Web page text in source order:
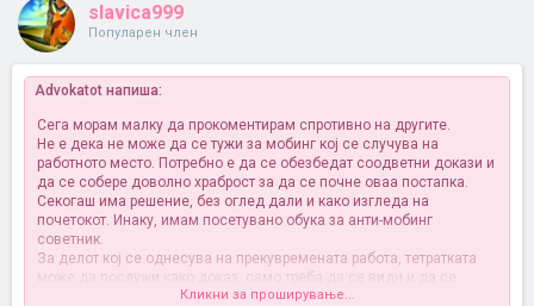
slavica999
Популарен член
Advokatot напиша:
Сега морам малку да прокоментирам спротивно на другите.
Не е дека не може да се тужи за мобинг кој се случува на
работното место. Потребно е да се обезбедат соодветни докази и
да се собере доволно храброст за да се почне оваа постапка.
Секогаш има решение, без оглед дали и како изгледа на
почетокот. Инаку, имам посетувано обука за анти-мобинг
советник.
За делот кој се однесува на прекувремената работа, тетратката
може да послужи како доказ, само треба да се види и да се
разгледа понудениот материјал (скенираното). Тоа вака на
Кликни за проширување...